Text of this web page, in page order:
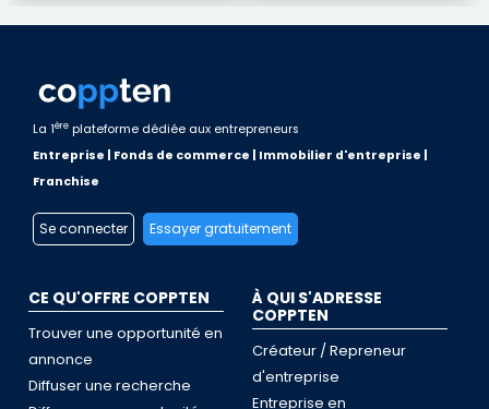
La 1ère plateforme dédiée aux entrepreneurs
Entreprise | Fonds de commerce | Immobilier d'entreprise |
Franchise
Se connecter Essayer gratuitement
CE QU'OFFRE COPPTEN
Trouver une opportunité en
annonce
Diffuser une recherche
À QUI S'ADRESSE
COPPTEN
Créateur / Repreneur
d'entreprise
Entreprise en